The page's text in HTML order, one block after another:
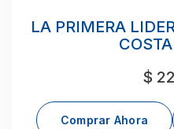
LA PRIMERA
$
Comprar Ahora